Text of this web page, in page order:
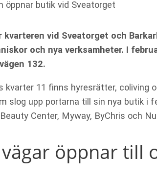
kvarteren vid Sveatorget och
och nya verksamheter. I
132.
kvarter 11 finns hyresrätter,
slog upp portarna till sin nya butik i
Center, Myway, ByChris och
öppnar till